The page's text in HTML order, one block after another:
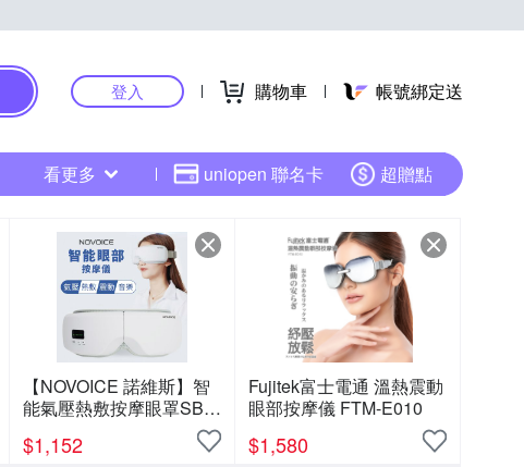
登入 購物車 帳號綁定送
看更多 uniopen 聯名卡 超贈點
【NOVOICE 諾維斯】智
能氣壓熱敷按摩眼罩SB-
$1,152
Fujitek富士電通 溫熱震動
眼部按摩儀 FTM-E010
$1,580